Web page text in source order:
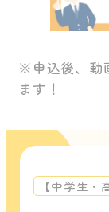
※申込後、動
ます！
【中学生